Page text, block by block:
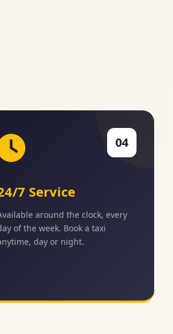
04
7 Service
around the clock, every
of the week. Book a taxi
day or night.